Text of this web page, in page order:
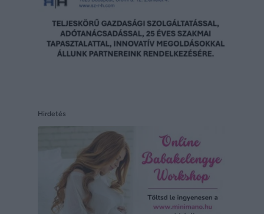
Hirdetés